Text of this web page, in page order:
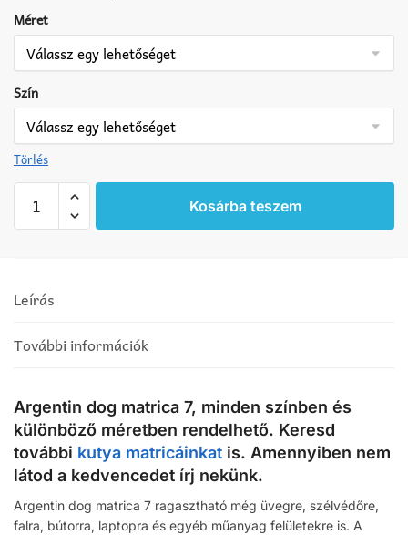
Méret
Szín
Törlés
dog
matrica
Kosárba teszem
Leírás
További információk
Argentin dog matrica 7, minden színben és
különböző méretben rendelhető. Keresd
további kutya matricáinkat is. Amennyiben nem
látod a kedvencedet írj nekünk.
Argentin dog matrica 7 ragasztható még üvegre, szélvédőre,
falra, bútorra, laptopra és egyéb műanyag felületekre is. A